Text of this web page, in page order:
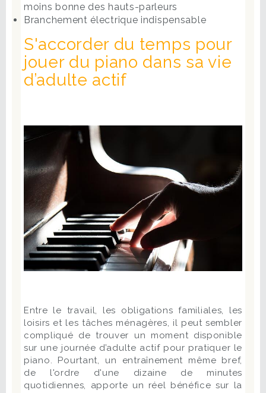
moins bonne des hauts-parleurs
Branchement électrique indispensable
S'accorder du temps pour
jouer du piano dans sa vie
d’adulte actif
Entre le travail, les obligations familiales, les
loisirs et les tâches ménagères, il peut sembler
compliqué de trouver un moment disponible
sur une journée d’adulte actif pour pratiquer le
piano. Pourtant, un entraînement même bref,
de l'ordre d'une dizaine de minutes
quotidiennes, apporte un réel bénéfice sur la